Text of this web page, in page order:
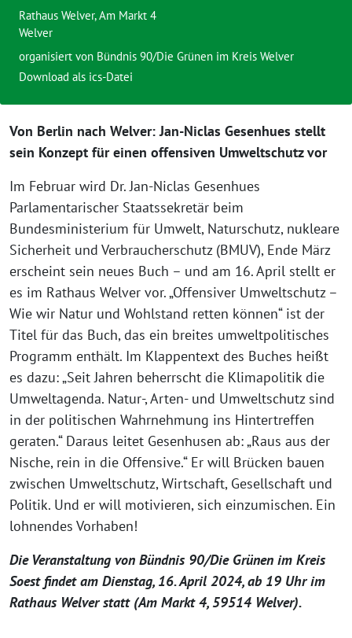
Von Berlin nach Welver: Jan-Niclas Gesenhues stellt
sein Konzept für einen offensiven Umweltschutz vor
Im Februar wird Dr. Jan-Niclas Gesenhues
Parlamentarischer Staatssekretär beim
Bundesministerium für Umwelt, Naturschutz, nukleare
Sicherheit und Verbraucherschutz (BMUV), Ende März
erscheint sein neues Buch – und am 16. April stellt er
es im Rathaus Welver vor. „Offensiver Umweltschutz –
Wie wir Natur und Wohlstand retten können“ ist der
Titel für das Buch, das ein breites umweltpolitisches
Programm enthält. Im Klappentext des Buches heißt
es dazu: „Seit Jahren beherrscht die Klimapolitik die
Umweltagenda. Natur-, Arten- und Umweltschutz sind
in der politischen Wahrnehmung ins Hintertreffen
geraten.“ Daraus leitet Gesenhusen ab: „Raus aus der
Nische, rein in die Offensive.“ Er will Brücken bauen
zwischen Umweltschutz, Wirtschaft, Gesellschaft und
Politik. Und er will motivieren, sich einzumischen. Ein
lohnendes Vorhaben!
Die Veranstaltung von Bündnis 90/Die Grünen im Kreis
Soest findet am Dienstag, 16. April 2024, ab 19 Uhr im
Rathaus Welver statt (Am Markt 4, 59514 Welver).
Rathaus Welver, Am Markt 4
Welver
organisiert von Bündnis 90/Die Grünen im Kreis Welver
Download als ics-Datei